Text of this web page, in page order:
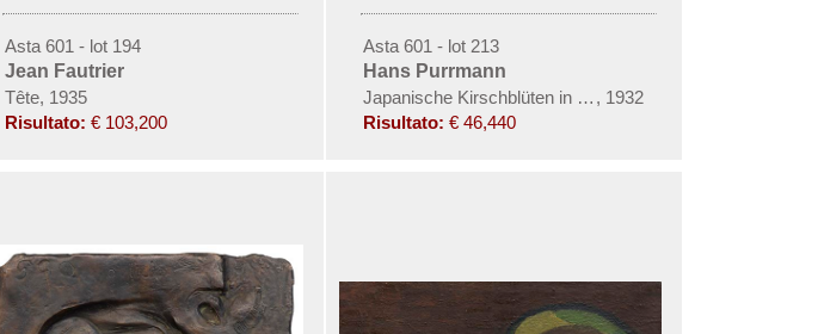
Asta 601 - lot 194
Jean Fautrier
Tête, 1935
Risultato: € 103,200
Asta 601 - lot 213
Hans Purrmann
Japanische Kirschblüten in Glasvase
, 1932
Risultato: € 46,440